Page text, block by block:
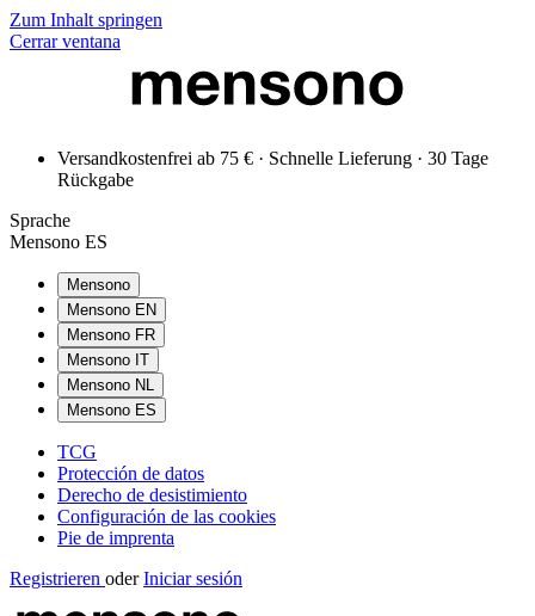
Zum Inhalt springen
Cerrar ventana
Versandkostenfrei ab 75 € · Schnelle Lieferung · 30 Tage
Rückgabe
Sprache
Mensono ES
Mensono
Mensono EN
Mensono FR
Mensono IT
Mensono NL
Mensono ES
TCG
Protección de datos
Derecho de desistimiento
Configuración de las cookies
Pie de imprenta
Registrieren oder Iniciar sesión